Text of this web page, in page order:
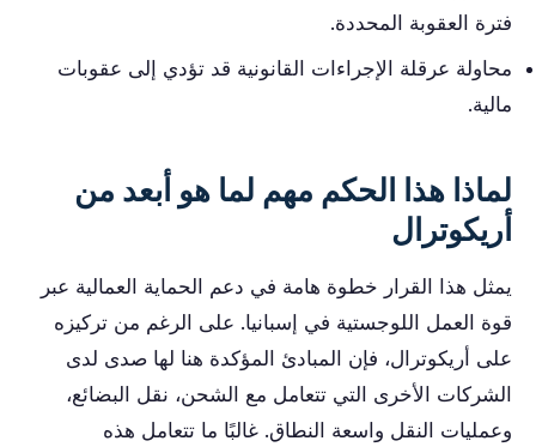
فترة العقوبة المحددة.
محاولة عرقلة الإجراءات القانونية قد تؤدي إلى عقوبات
مالية.
لماذا هذا الحكم مهم لما هو أبعد من
أريكوترال
يمثل هذا القرار خطوة هامة في دعم الحماية العمالية عبر
قوة العمل اللوجستية في إسبانيا. على الرغم من تركيزه
على أريكوترال، فإن المبادئ المؤكدة هنا لها صدى لدى
الشركات الأخرى التي تتعامل مع الشحن، نقل البضائع،
وعمليات النقل واسعة النطاق. غالبًا ما تتعامل هذه